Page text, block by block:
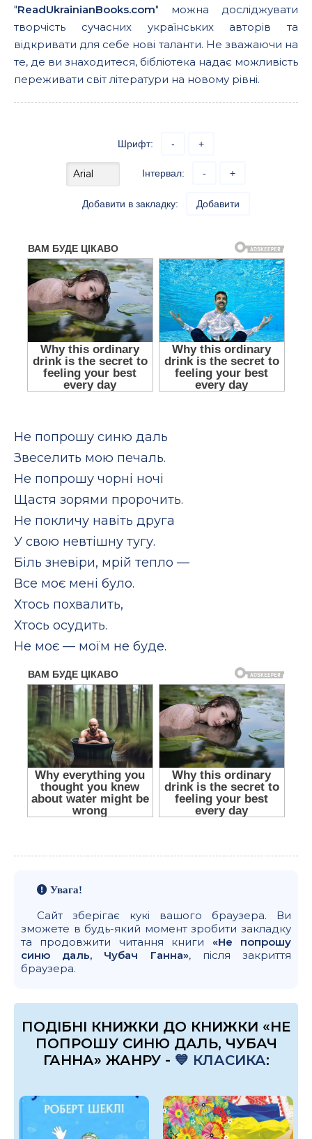
"ReadUkrainianBooks.com" можна досліджувати
творчість сучасних українських авторів та
відкривати для себе нові таланти. Не зважаючи на
те, де ви знаходитеся, бібліотека надає можливість
переживати світ літератури на новому рівні.
Шрифт: - +
Інтервал: - +
Добавити в закладку: Добавити
Не попрошу синю даль
Звеселить мою печаль.
Не попрошу чорні ночі
Щастя зорями пророчить.
Не покличу навіть друга
У свою невтішну тугу.
Біль зневіри, мрій тепло —
Все моє мені було.
Хтось похвалить,
Хтось осудить.
Не моє — моїм не буде.
Увага!
Сайт зберігає кукі вашого браузера. Ви
зможете в будь-який момент зробити закладку
та продовжити читання книги «Не попрошу
синю даль, Чубач Ганна», після закриття
браузера.
ПОДІБНІ КНИЖКИ ДО КНИЖКИ «НЕ
ПОПРОШУ СИНЮ ДАЛЬ, ЧУБАЧ
ГАННА» ЖАНРУ - 💙 КЛАСИКА: